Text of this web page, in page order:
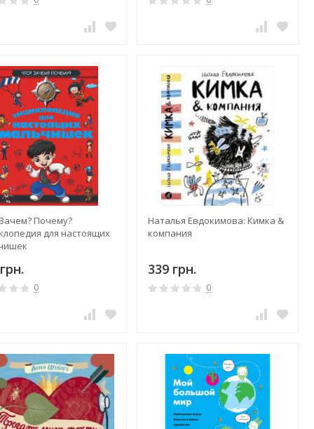
Почему?
для настоящих
0
Наталья Евдокимова: Кимка &
компания
339 грн.
0